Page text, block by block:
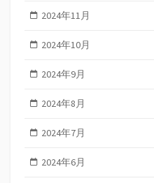
2024年11月
2024年10月
2024年9月
2024年8月
2024年7月
2024年6月